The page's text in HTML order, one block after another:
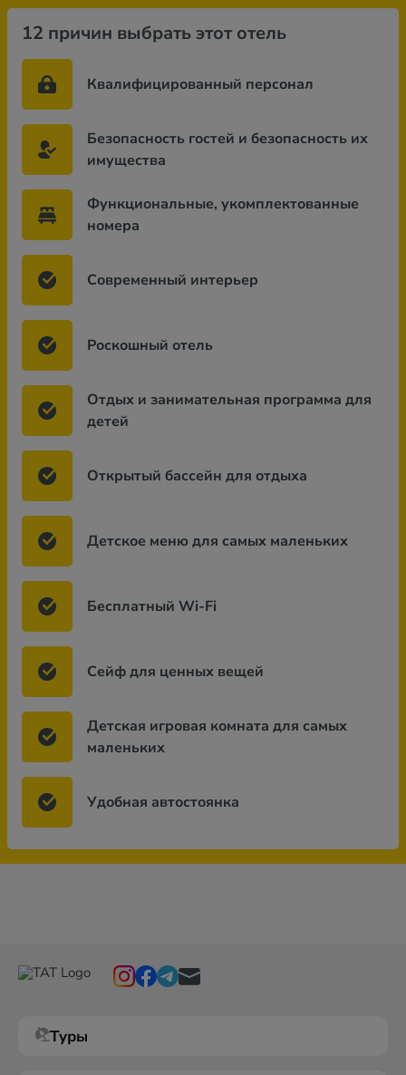
12 причин выбрать этот отель
Квалифицированный персонал
Безопасность гостей и безопасность их
имущества
Функциональные, укомплектованные
номера
Современный интерьер
Роскошный отель
Отдых и занимательная программа для
детей
Открытый бассейн для отдыха
Детское меню для самых маленьких
Бесплатный Wi-Fi
Сейф для ценных вещей
Детская игровая комната для самых
маленьких
Удобная автостоянка
Туры